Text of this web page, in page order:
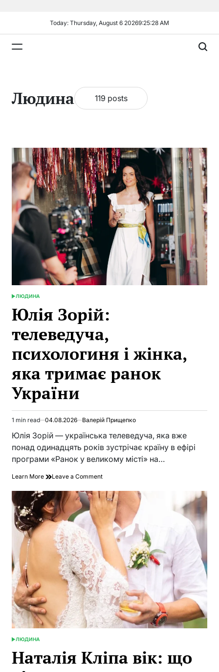
Today: Thursday, August 6 20269:25:29 AM
Людина 119 posts
POSTED
ЛЮДИНА
Юлія Зорій:
телеведуча,
психологиня і жінка,
яка тримає ранок
України
Estimated
read
time
1 min read 04.08.2026 Валерій Прищепко
Юлія Зорій — українська телеведуча, яка вже
понад одинадцять років зустрічає країну в ефірі
програми «Ранок у великому місті» на…
Learn More Leave a Commenton
Зорій:
телеведуча,
психологиня
жінка,
яка
тримає
ранок
України
POSTED
ЛЮДИНА
Наталія Кліпа вік: що